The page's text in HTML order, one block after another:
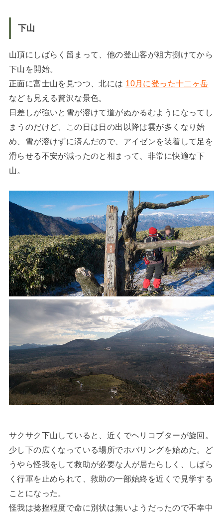
下山
山頂にしばらく留まって、他の登山客が粗方捌けてから
下山を開始。
正面に富士山を見つつ、北には 10月に登った十二ヶ岳
なども見える贅沢な景色。
日差しが強いと雪が溶けて道がぬかるむようになってし
まうのだけど、この日は日の出以降は雲が多くなり始
め、雪が溶けずに済んだので、アイゼンを装着して足を
滑らせる不安が減ったのと相まって、非常に快適な下
山。
サクサク下山していると、近くでヘリコプターが旋回。
少し下の広くなっている場所でホバリングを始めた。ど
うやら怪我をして救助が必要な人が居たらしく、しばら
く行軍を止められて、救助の一部始終を近くで見学する
ことになった。
怪我は捻挫程度で命に別状は無いようだったので不幸中